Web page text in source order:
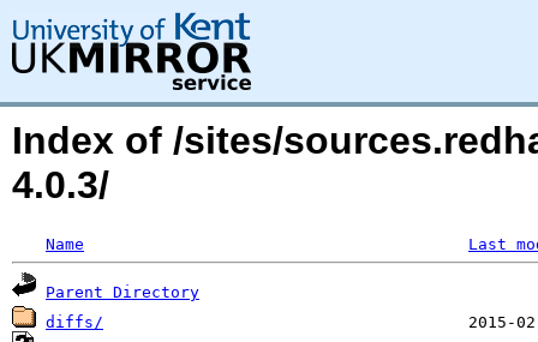
Index of /sites/
4.0.3/
Name Last
Parent Directory
diffs/